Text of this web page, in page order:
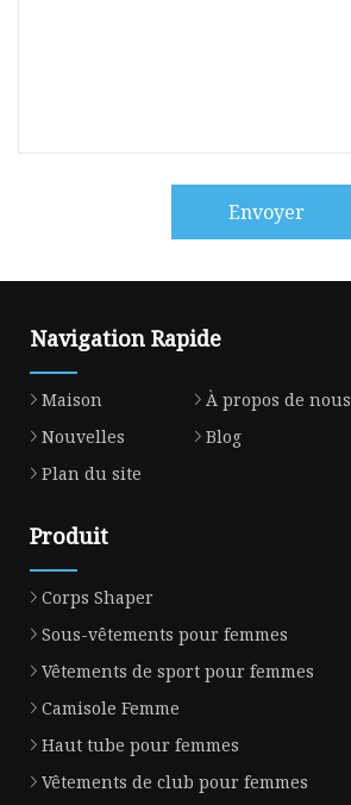
Envoyer
Navigation Rapide
Maison À propos de nous
Nouvelles
Blog
Plan du site
Produit
Corps Shaper
Sous-vêtements pour femmes
Vêtements de sport pour femmes
Camisole Femme
Haut tube pour femmes
Vêtements de club pour femmes